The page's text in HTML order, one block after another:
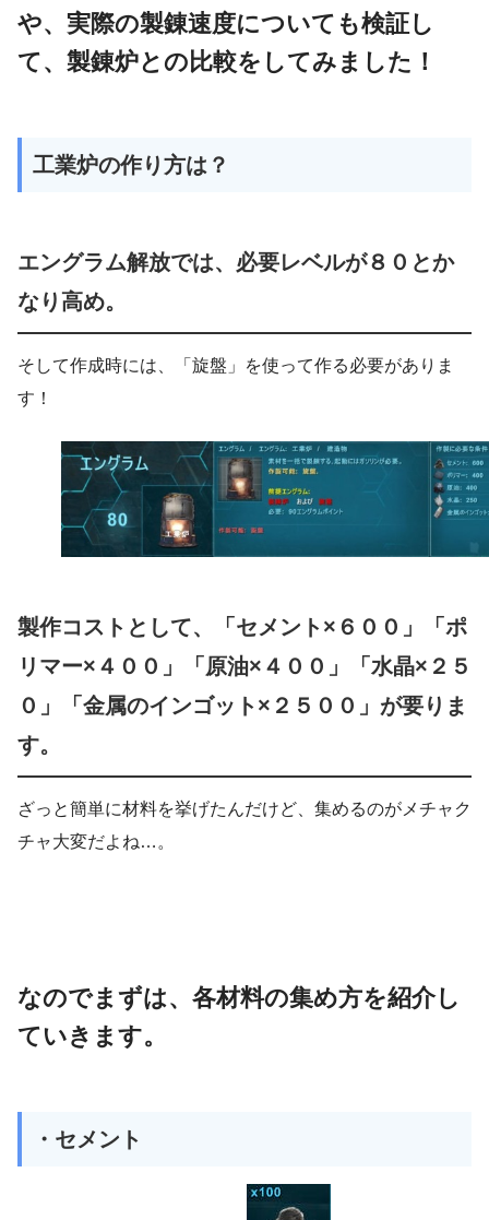
や、実際の製錬速度についても検証し
て、製錬炉との比較をしてみました！
工業炉の作り方は？
エングラム解放では、必要レベルが８０とか
なり高め。
そして作成時には、「旋盤」を使って作る必要がありま
す！
製作コストとして、「セメント×６００」「ポ
リマー×４００」「原油×４００」「水晶×２５
０」「金属のインゴット×２５００」が要りま
す。
ざっと簡単に材料を挙げたんだけど、集めるのがメチャク
チャ大変だよね…。
なのでまずは、各材料の集め方を紹介し
ていきます。
・セメント